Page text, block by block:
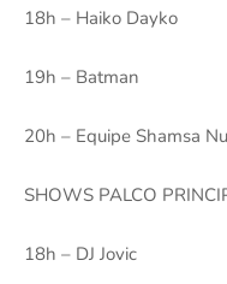
18h – Haiko Dayko
19h – Batman
20h – Equipe Shamsa
SHOWS PALCO
18h – DJ Jovic